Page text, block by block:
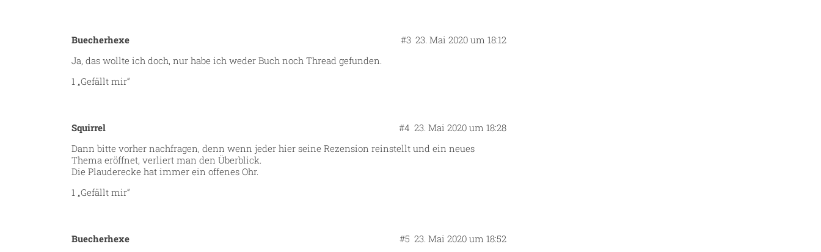
Buecherhexe 23. Mai 2020 um 18:12
#3
Ja, das wollte ich doch, nur habe ich weder Buch noch Thread gefunden.
1 „Gefällt mir“
Squirrel 23. Mai 2020 um 18:28
#4
Dann bitte vorher nachfragen, denn wenn jeder hier seine Rezension reinstellt und ein neues
Thema eröffnet, verliert man den Überblick.
Die Plauderecke hat immer ein offenes Ohr.
1 „Gefällt mir“
Buecherhexe 23. Mai 2020 um 18:52
#5